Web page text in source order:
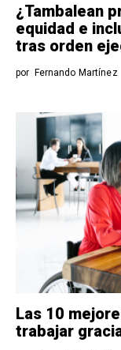
¿Tambalean
equidad e
tras orden
por Fernando Martínez
Las 10
trabajar